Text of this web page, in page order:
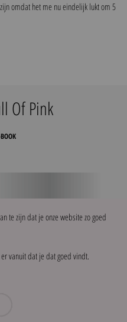
omdat het me nu eindelijk lukt om 5
Of Pink
te zijn dat je onze website zo goed
vanuit dat je dat goed vindt.